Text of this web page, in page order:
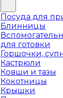
Посуда для
Блинницы
для готовки
Горшочки,
Кастрюли
Ковши и тазы
Кокотницы
Крышки